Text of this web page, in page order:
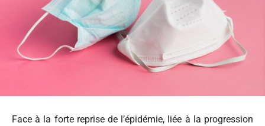
Face à la forte reprise de l’épidémie, liée à la progression